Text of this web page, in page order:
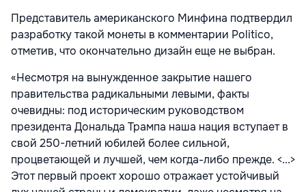
Представитель американского Минфина подтвердил
разработку такой монеты в комментарии Politico,
отметив, что окончательно дизайн еще не выбран.
«Несмотря на вынужденное закрытие нашего
правительства радикальными левыми, факты
очевидны: под историческим руководством
президента Дональда Трампа наша нация вступает в
свой 250-летний юбилей более сильной,
процветающей и лучшей, чем когда-либо прежде. <...>
Этот первый проект хорошо отражает устойчивый